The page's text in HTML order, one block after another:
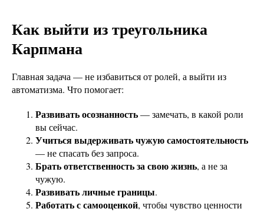
Как выйти из треугольника
Карпмана
Главная задача — не избавиться от ролей, а выйти из
автоматизма. Что помогает:
Развивать осознанность— замечать, в какой роли
вы сейчас.
Учиться выдерживать чужую самостоятельность
— не спасать без запроса.
Брать ответственность за свою жизнь, а не за
чужую.
Развивать личные границы.
Работать с самооценкой, чтобы чувство ценности